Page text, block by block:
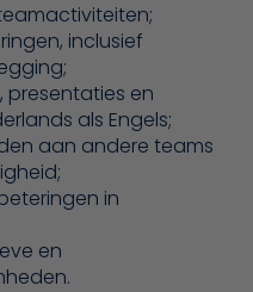
inclusief
presentaties en
als Engels;
aan andere teams
in
en